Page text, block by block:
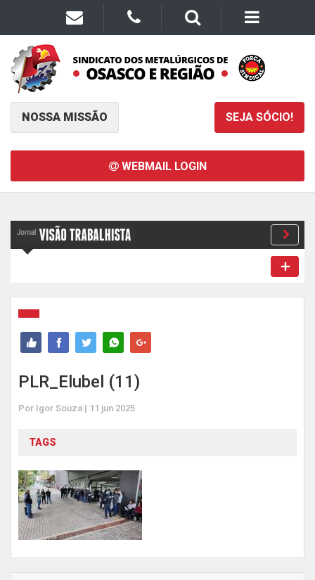
NOSSA MISSÃO SEJA SÓCIO!
WEBMAIL LOGIN
PLR_Elubel (11)
Por Igor Souza | 11 jun 2025
TAGS